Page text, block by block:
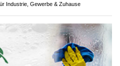
Industrie, Gewerbe & Zuhause